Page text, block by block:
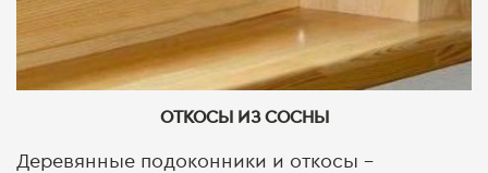
ОТКОСЫ ИЗ СОСНЫ
Деревянные подоконники и откосы –